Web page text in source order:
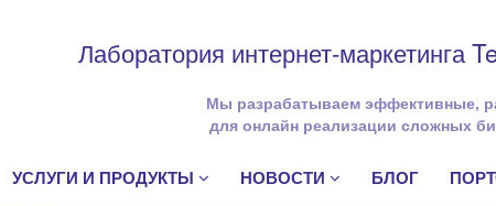
Лаборатория интернет-маркетинга
Мы разрабатываем эффективные,
для онлайн реализации сложных
УСЛУГИ И ПРОДУКТЫ НОВОСТИ БЛОГ